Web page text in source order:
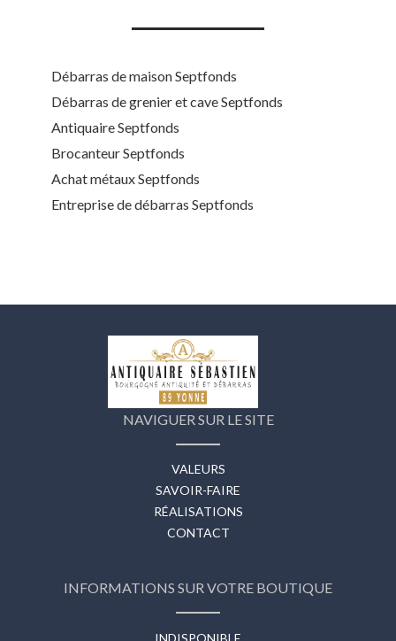
Débarras de maison Septfonds
Débarras de grenier et cave Septfonds
Antiquaire Septfonds
Brocanteur Septfonds
Achat métaux Septfonds
Entreprise de débarras Septfonds
NAVIGUER SUR LE SITE
VALEURS
SAVOIR-FAIRE
RÉALISATIONS
CONTACT
INFORMATIONS SUR VOTRE BOUTIQUE
INDISPONIBLE